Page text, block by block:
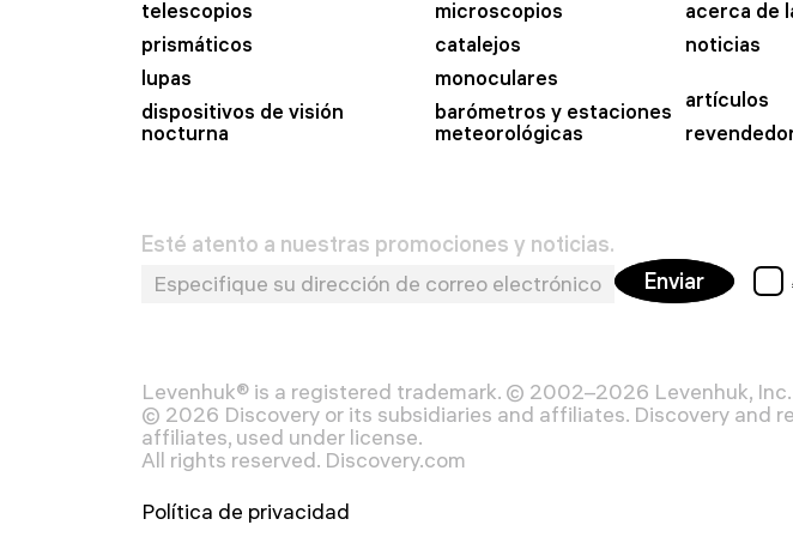
telescopios
microscopios
prismáticos
catalejos
lupas
monoculares
dispositivos de visión
nocturna
barómetros y estaciones
meteorológicas
acerca de
noticias
artículos
Esté atento a nuestras promociones y noticias.
Enviar
Levenhuk® is a registered trademark. © 2002–2026 Levenhuk, Inc.
© 2026 Discovery or its subsidiaries and affiliates. Discovery and
affiliates, used under license.
All rights reserved. Discovery.com
Política de privacidad